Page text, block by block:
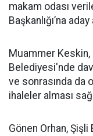
makam odası
Başkanlığı’na
Muammer Keskin,
Belediyesi'nde
ve sonrasında da
ihaleler alması
Gönen Orhan,